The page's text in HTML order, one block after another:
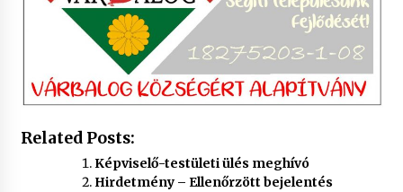
Related Posts:
Képviselő-testületi ülés meghívó
Hirdetmény – Ellenőrzött bejelentés